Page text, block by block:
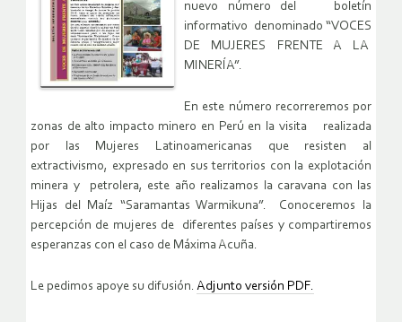
nuevo número del boletín
informativo denominado “VOCES
DE MUJERES FRENTE A LA
MINERÍA”.
En este número recorreremos por
zonas de alto impacto minero en Perú en la visita realizada
por las Mujeres Latinoamericanas que resisten al
extractivismo, expresado en sus territorios con la explotación
minera y petrolera, este año realizamos la caravana con las
Hijas del Maíz “Saramantas Warmikuna”. Conoceremos la
percepción de mujeres de diferentes países y compartiremos
esperanzas con el caso de Máxima Acuña.
Le pedimos apoye su difusión. Adjunto versión PDF.